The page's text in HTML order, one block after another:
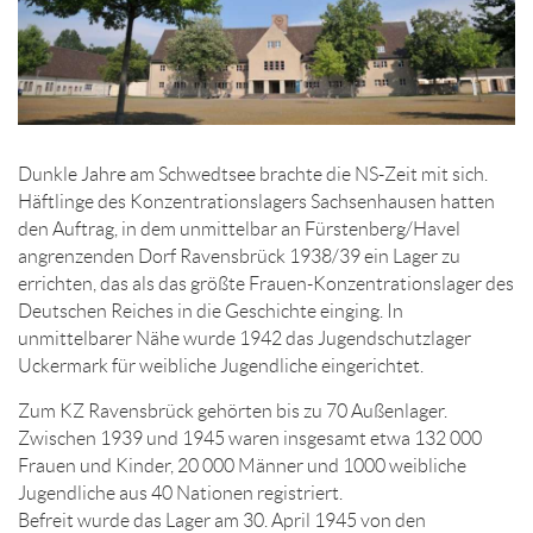
Dunkle Jahre am Schwedtsee brachte die NS-Zeit mit sich.
Häftlinge des Konzentrationslagers Sachsenhausen hatten
den Auftrag, in dem unmittelbar an Fürstenberg/Havel
angrenzenden Dorf Ravensbrück 1938/39 ein Lager zu
errichten, das als das größte Frauen-Konzentrationslager des
Deutschen Reiches in die Geschichte einging. In
unmittelbarer Nähe wurde 1942 das Jugendschutzlager
Uckermark für weibliche Jugendliche eingerichtet.
Zum KZ Ravensbrück gehörten bis zu 70 Außenlager.
Zwischen 1939 und 1945 waren insgesamt etwa 132 000
Frauen und Kinder, 20 000 Männer und 1000 weibliche
Jugendliche aus 40 Nationen registriert.
Befreit wurde das Lager am 30. April 1945 von den